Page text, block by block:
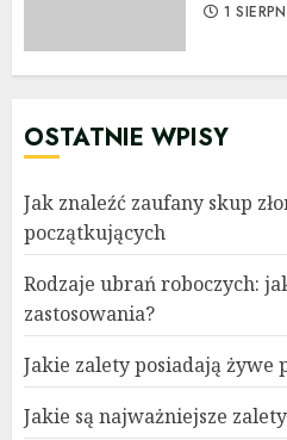
1
OSTATNIE WPISY
Jak znaleźć zaufany skup
początkujących
Rodzaje ubrań roboczych:
zastosowania?
Jakie zalety posiadają
Jakie są najważniejsze